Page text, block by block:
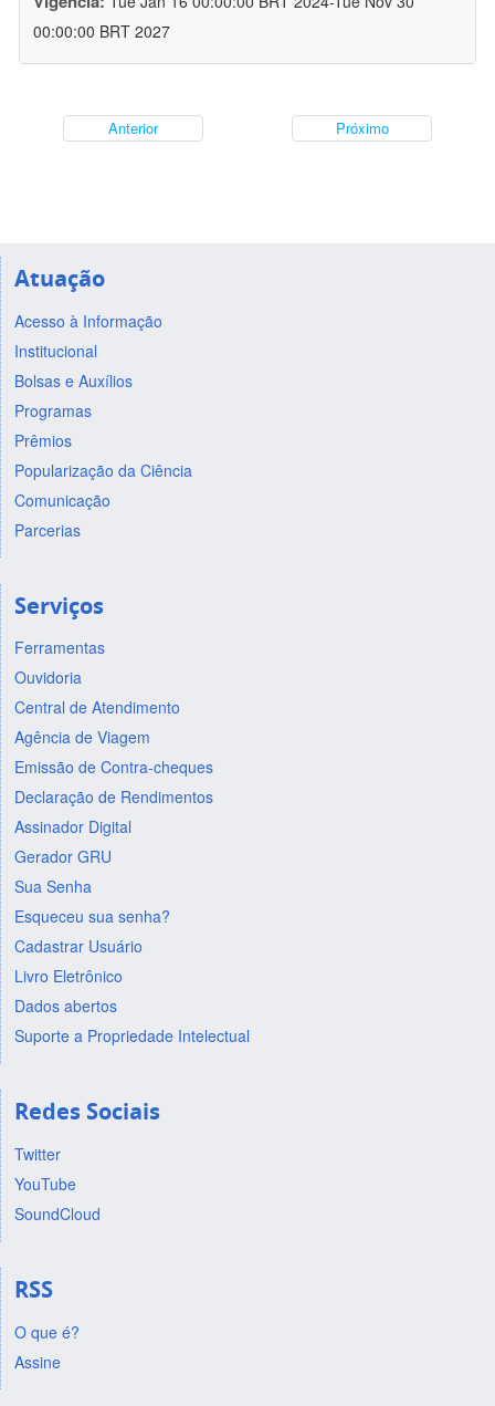
00:00:00 BRT 2027
Anterior Próximo
Atuação
Acesso à Informação
Institucional
Bolsas e Auxílios
Programas
Prêmios
Popularização da Ciência
Comunicação
Parcerias
Serviços
Ferramentas
Ouvidoria
Central de Atendimento
Agência de Viagem
Emissão de Contra-cheques
Declaração de Rendimentos
Assinador Digital
Gerador GRU
Sua Senha
Esqueceu sua senha?
Cadastrar Usuário
Livro Eletrônico
Dados abertos
Suporte a Propriedade Intelectual
Redes Sociais
Twitter
YouTube
SoundCloud
RSS
O que é?
Assine